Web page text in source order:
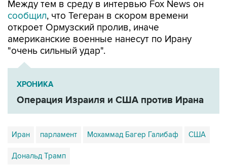
откроет Ормузский пролив, иначе
американские военные нанесут по Ирану
"очень сильный удар".
ХРОНИКА
Операция Израиля и США против Ирана
Иран парламент Мохаммад Багер Галибаф США
Дональд Трамп